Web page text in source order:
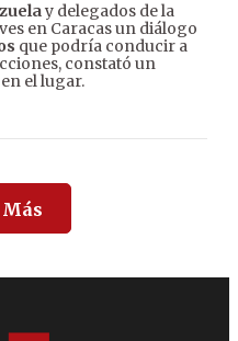
y delegados de la
en Caracas un diálogo
que podría conducir a
constató un
el lugar.